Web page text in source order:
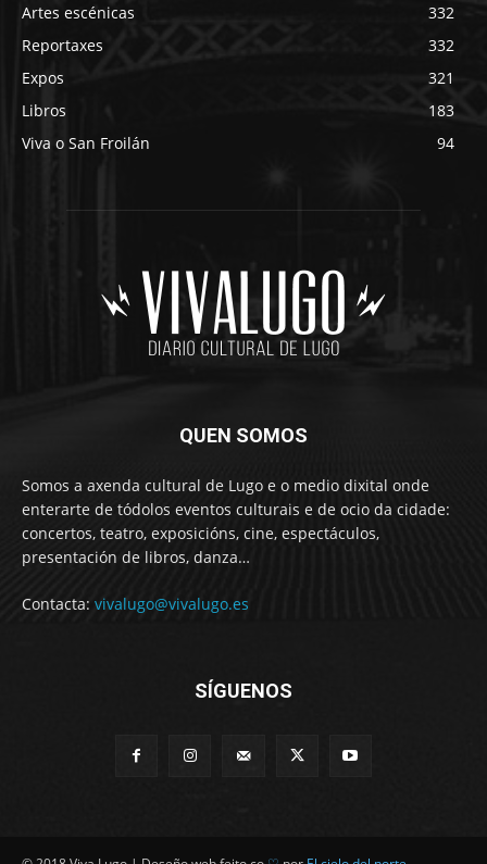
Artes escénicas
332
Reportaxes
332
Expos
321
Libros
183
Viva o San Froilán
94
QUEN SOMOS
Somos a axenda cultural de Lugo e o medio dixital onde
enterarte de tódolos eventos culturais e de ocio da cidade:
concertos, teatro, exposicións, cine, espectáculos,
presentación de libros, danza…
Contacta: vivalugo@vivalugo.es
SÍGUENOS